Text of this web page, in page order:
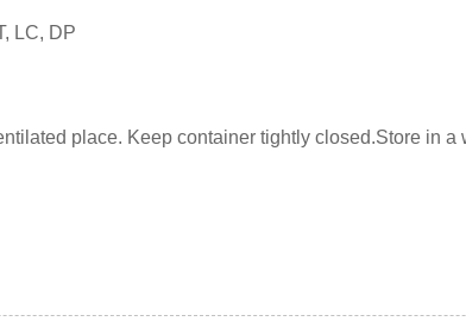
LC, DP
place. Keep container tightly closed.Store in a